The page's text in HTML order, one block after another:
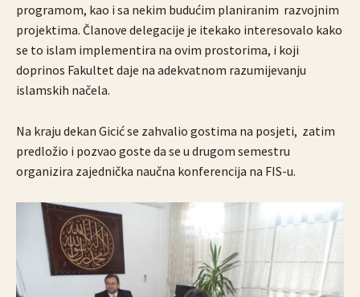
programom, kao i sa nekim budućim planiranim razvojnim
projektima. Članove delegacije je itekako interesovalo kako
se to islam implementira na ovim prostorima, i koji
doprinos Fakultet daje na adekvatnom razumijevanju
islamskih načela.
Na kraju dekan Gicić se zahvalio gostima na posjeti, zatim
predložio i pozvao goste da se u drugom semestru
organizira zajednička naučna konferencija na FIS-u.